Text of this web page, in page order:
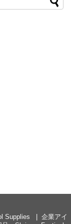
Supplies
企業アイ